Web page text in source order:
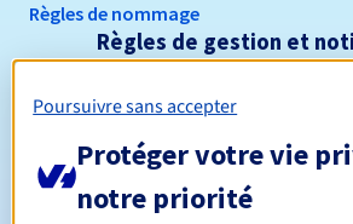
Règles de nommage
Règles de gestion et
Durée de réservation
Durée de renouvellement
Poursuivre sans accepter
Protéger votre vie
notre priorité